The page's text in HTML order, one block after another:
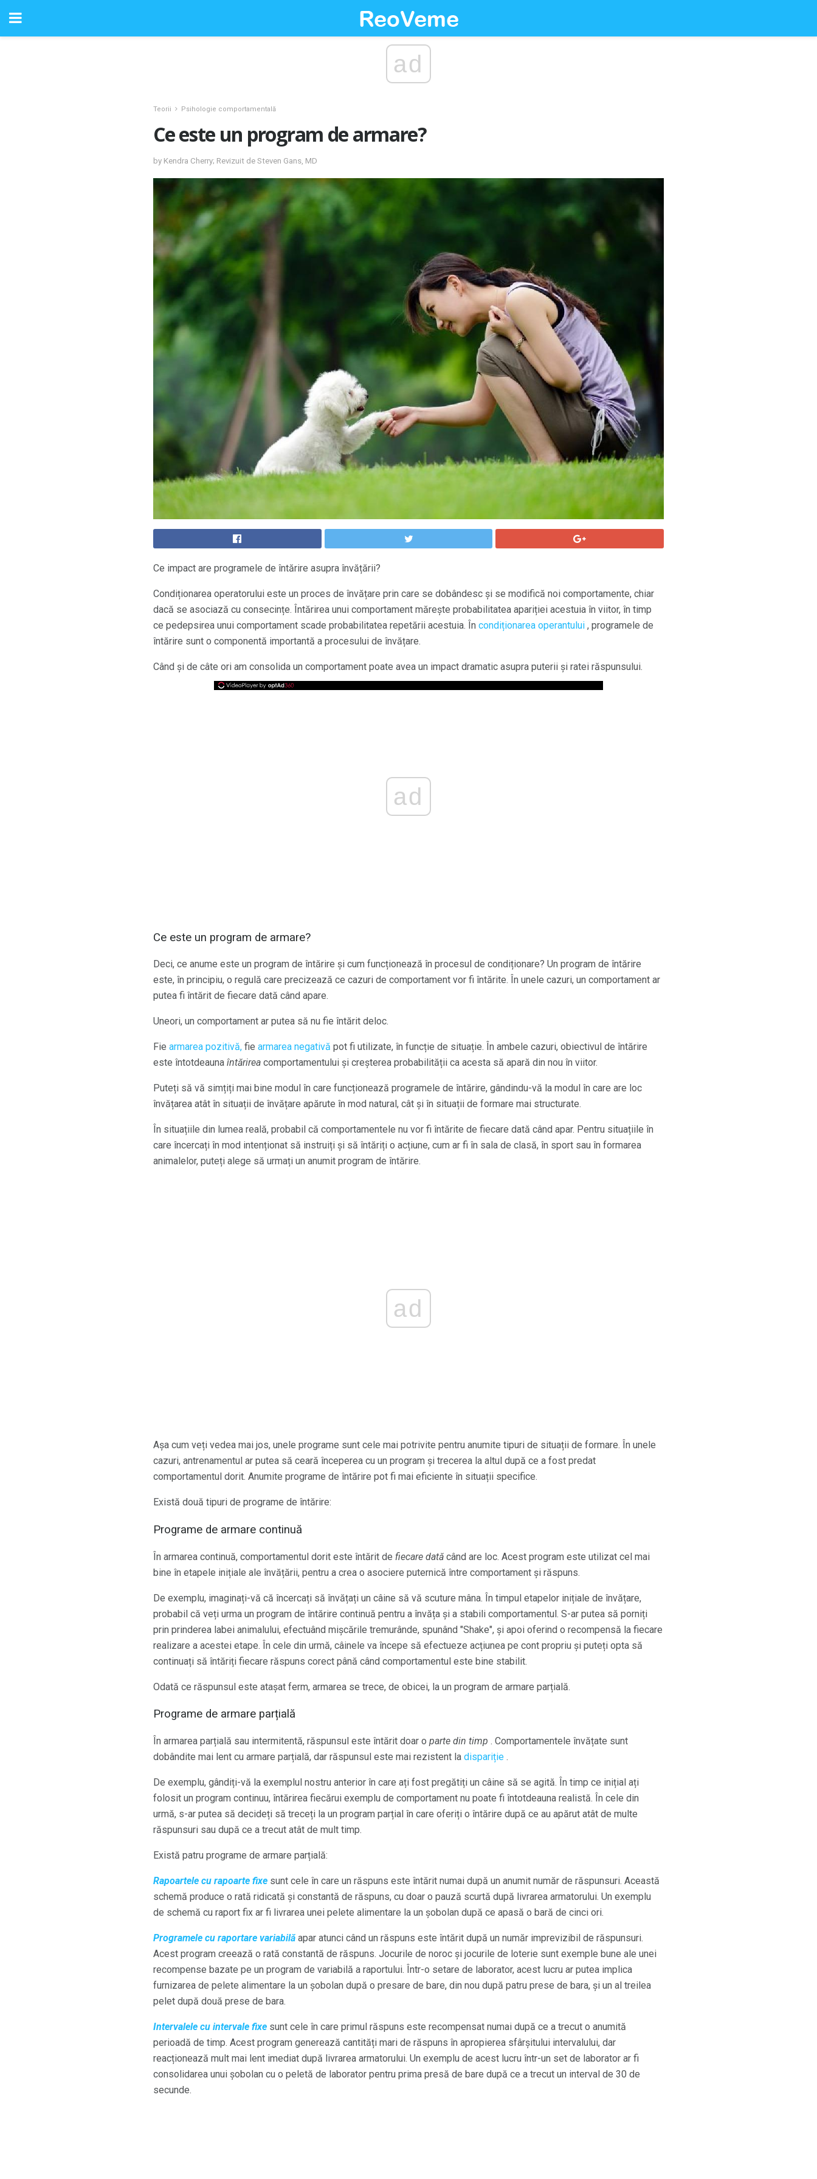
ad
Teorii Psihologie comportamentală
Ce este un program de armare?
by Kendra Cherry; Revizuit de Steven Gans, MD
Ce impact are programele de întărire asupra învățării?
Condiționarea operatorului este un proces de învățare prin care se dobândesc și se modifică noi comportamente, chiar
dacă se asociază cu consecințe. Întărirea unui comportament mărește probabilitatea apariției acestuia în viitor, în timp
ce pedepsirea unui comportament scade probabilitatea repetării acestuia. În condiționarea operantului , programele de
întărire sunt o componentă importantă a procesului de învățare.
Când și de câte ori am consolida un comportament poate avea un impact dramatic asupra puterii și ratei răspunsului.
ad
Ce este un program de armare?
Deci, ce anume este un program de întărire și cum funcționează în procesul de condiționare? Un program de întărire
este, în principiu, o regulă care precizează ce cazuri de comportament vor fi întărite. În unele cazuri, un comportament ar
putea fi întărit de fiecare dată când apare.
Uneori, un comportament ar putea să nu fie întărit deloc.
Fie armarea pozitivă, fie armarea negativă pot fi utilizate, în funcție de situație. În ambele cazuri, obiectivul de întărire
este întotdeauna întărirea comportamentului și creșterea probabilității ca acesta să apară din nou în viitor.
Puteți să vă simțiți mai bine modul în care funcționează programele de întărire, gândindu-vă la modul în care are loc
învățarea atât în ​​situații de învățare apărute în mod natural, cât și în situații de formare mai structurate.
În situațiile din lumea reală, probabil că comportamentele nu vor fi întărite de fiecare dată când apar. Pentru situațiile în
care încercați în mod intenționat să instruiți și să întăriți o acțiune, cum ar fi în sala de clasă, în sport sau în formarea
animalelor, puteți alege să urmați un anumit program de întărire.
ad
Așa cum veți vedea mai jos, unele programe sunt cele mai potrivite pentru anumite tipuri de situații de formare. În unele
cazuri, antrenamentul ar putea să ceară începerea cu un program și trecerea la altul după ce a fost predat
comportamentul dorit. Anumite programe de întărire pot fi mai eficiente în situații specifice.
Există două tipuri de programe de întărire:
Programe de armare continuă
În armarea continuă, comportamentul dorit este întărit de fiecare dată când are loc. Acest program este utilizat cel mai
bine în etapele inițiale ale învățării, pentru a crea o asociere puternică între comportament și răspuns.
De exemplu, imaginați-vă că încercați să învățați un câine să vă scuture mâna. În timpul etapelor inițiale de învățare,
probabil că veți urma un program de întărire continuă pentru a învăța și a stabili comportamentul. S-ar putea să porniți
prin prinderea labei animalului, efectuând mișcările tremurânde, spunând "Shake", și apoi oferind o recompensă la fiecare
realizare a acestei etape. În cele din urmă, câinele va începe să efectueze acțiunea pe cont propriu și puteți opta să
continuați să întăriți fiecare răspuns corect până când comportamentul este bine stabilit.
Odată ce răspunsul este atașat ferm, armarea se trece, de obicei, la un program de armare parțială.
Programe de armare parțială
În armarea parțială sau intermitentă, răspunsul este întărit doar o parte din timp . Comportamentele învățate sunt
dobândite mai lent cu armare parțială, dar răspunsul este mai rezistent la dispariție .
De exemplu, gândiți-vă la exemplul nostru anterior în care ați fost pregătiți un câine să se agită. În timp ce inițial ați
folosit un program continuu, întărirea fiecărui exemplu de comportament nu poate fi întotdeauna realistă. În cele din
urmă, s-ar putea să decideți să treceți la un program parțial în care oferiți o întărire după ce au apărut atât de multe
răspunsuri sau după ce a trecut atât de mult timp.
Există patru programe de armare parțială:
Rapoartele cu rapoarte fixe sunt cele în care un răspuns este întărit numai după un anumit număr de răspunsuri. Această
schemă produce o rată ridicată și constantă de răspuns, cu doar o pauză scurtă după livrarea armatorului. Un exemplu
de schemă cu raport fix ar fi livrarea unei pelete alimentare la un șobolan după ce apasă o bară de cinci ori.
Programele cu raportare variabilă apar atunci când un răspuns este întărit după un număr imprevizibil de răspunsuri.
Acest program creează o rată constantă de răspuns. Jocurile de noroc și jocurile de loterie sunt exemple bune ale unei
recompense bazate pe un program de variabilă a raportului. Într-o setare de laborator, acest lucru ar putea implica
furnizarea de pelete alimentare la un șobolan după o presare de bare, din nou după patru prese de bara, și un al treilea
pelet după două prese de bara.
Intervalele cu intervale fixe sunt cele în care primul răspuns este recompensat numai după ce a trecut o anumită
perioadă de timp. Acest program generează cantități mari de răspuns în apropierea sfârșitului intervalului, dar
reacționează mult mai lent imediat după livrarea armatorului. Un exemplu de acest lucru într-un set de laborator ar fi
consolidarea unui șobolan cu o peletă de laborator pentru prima presă de bare după ce a trecut un interval de 30 de
secunde.